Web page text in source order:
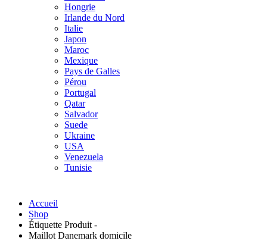
Hongrie
Irlande du Nord
Italie
Japon
Maroc
Mexique
Pays de Galles
Pérou
Portugal
Qatar
Salvador
Suede
Ukraine
USA
Venezuela
Tunisie
Accueil
Shop
Étiquette Produit -
Maillot Danemark domicile